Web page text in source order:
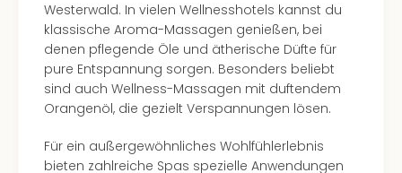
Westerwald. In vielen Wellnesshotels kannst du
klassische Aroma-Massagen genießen, bei
denen pflegende Öle und ätherische Düfte für
pure Entspannung sorgen. Besonders beliebt
sind auch Wellness-Massagen mit duftendem
Orangenöl, die gezielt Verspannungen lösen.
Für ein außergewöhnliches Wohlfühlerlebnis
bieten zahlreiche Spas spezielle Anwendungen